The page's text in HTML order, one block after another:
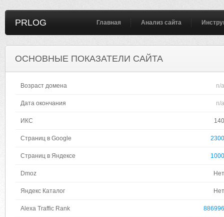
PRLOG Главная Анализ сайта
ОСНОВНЫЕ ПОКАЗАТЕЛИ САЙТА
Возраст домена n/a
Дата окончания n/a
ИКС 140
Страниц в Google 2300
Страниц в Яндексе 1000
Dmoz Нет
Яндекс Каталог Нет
Alexa Traffic Rank 886996